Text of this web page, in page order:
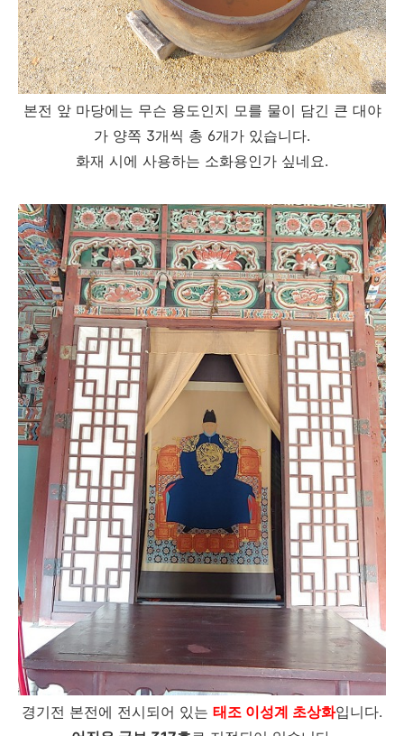
본전 앞 마당에는 무슨 용도인지 모를 물이 담긴 큰 대야
가 양쪽 3개씩 총 6개가 있습니다.
화재 시에 사용하는 소화용인가 싶네요.
경기전 본전에 전시되어 있는 태조 이성계 초상화입니다.